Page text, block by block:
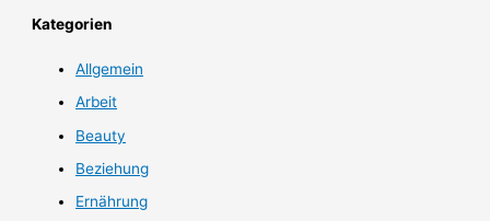
Kategorien
Allgemein
Arbeit
Beauty
Beziehung
Ernährung